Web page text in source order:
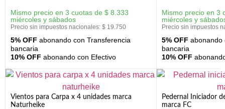
Mismo precio en 3 cuotas de $ 8.333
miércoles y sábados
Precio sin impuestos nacionales: $ 19.750
5% OFF abonando con Transferencia
bancaria
10% OFF abonando con Efectivo
Mismo precio en 3
miércoles y
Precio sin impuestos
5% OFF abonando
bancaria
10% OFF
Vientos para Carpa x 4 unidades marca
Naturheike
Pedernal Iniciador
marca FC